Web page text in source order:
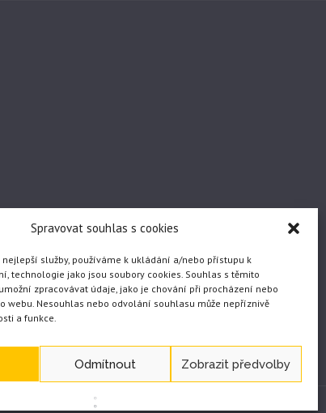
Spravovat souhlas s cookies
služby, používáme k ukládání a/nebo přístupu k
technologie jako jsou soubory cookies. Souhlas s těmito
zpracovávat údaje, jako je chování při procházení nebo
webu. Nesouhlas nebo odvolání souhlasu může nepříznivě
a funkce.
Odmítnout Zobrazit předvolby
WEB vytvořil JČ